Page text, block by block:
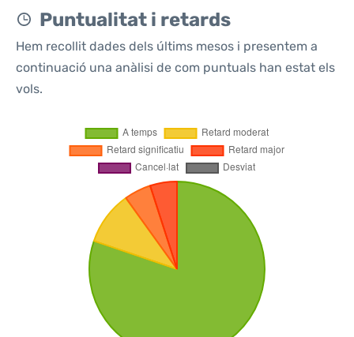
Puntualitat i retards
Hem recollit dades dels últims mesos i presentem a
continuació una anàlisi de com puntuals han estat els
vols.